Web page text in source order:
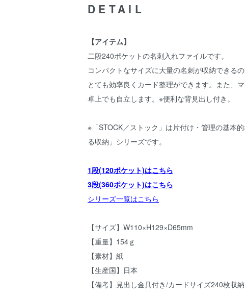
DETAIL
【アイテム】
二段240ポケットの名刺入れファイルです。
コンパクトなサイズに大量の名刺が収納できるの
とても効率良くカード整理ができます。また、
卓上でも自立します。※便利な背見出し付き。
※「STOCK／ストック」は片付け・管理の基本
る収納」シリーズです。
1段(120ポケット)はこちら
3段(360ポケット)はこちら
シリーズ一覧はこちら
【サイズ】W110×H129×D65mm
【重量】154ｇ
【素材】紙
【生産国】日本
【備考】見出し金具付き/カードサイズ240枚収